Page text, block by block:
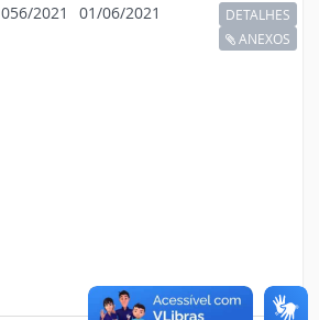
056/2021 01/06/2021
DETALHES
ANEXOS